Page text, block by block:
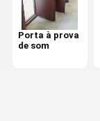
Porta à prova
de som